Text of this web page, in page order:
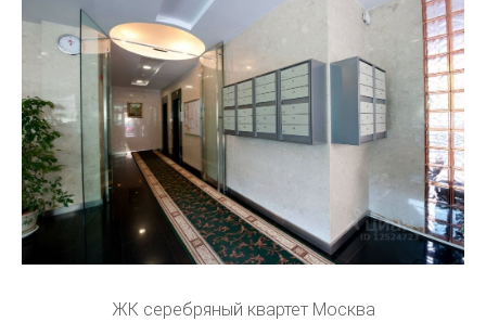
ЖК серебряный квартет Москва